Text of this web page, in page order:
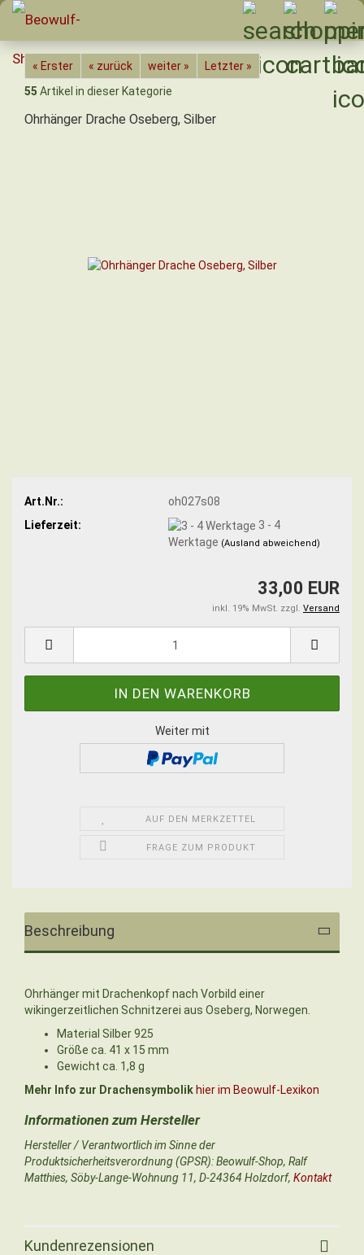
« Erster « zurück weiter »
Letzter »
55 Artikel in dieser Kategorie
Ohrhänger Drache Oseberg, Silber
Art.Nr.:
oh027s08
Lieferzeit:
3 - 4
Werktage (Ausland abweichend)
33,00 EUR
inkl. 19% MwSt. zzgl. Versand
Weiter mit
AUF DEN MERKZETTEL
FRAGE ZUM PRODUKT
Beschreibung
Ohrhänger mit Drachenkopf nach Vorbild einer
wikingerzeitlichen Schnitzerei aus Oseberg, Norwegen.
Material Silber 925
Größe ca. 41 x 15 mm
Gewicht ca. 1,8 g
Mehr Info zur Drachensymbolikhier im Beowulf-Lexikon
Hersteller / Verantwortlich im Sinne der
Produktsicherheitsverordnung (GPSR): Beowulf-Shop, Ralf
Matthies, Söby-Lange-Wohnung 11, D-24364 Holzdorf, Kontakt
Kundenrezensionen